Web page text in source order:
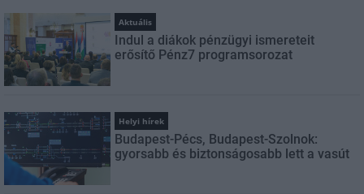
Aktuális
Indul a diákok pénzügyi ismereteit
erősítő Pénz7 programsorozat
Helyi hírek
Budapest-Pécs, Budapest-Szolnok:
gyorsabb és biztonságosabb lett a vasút